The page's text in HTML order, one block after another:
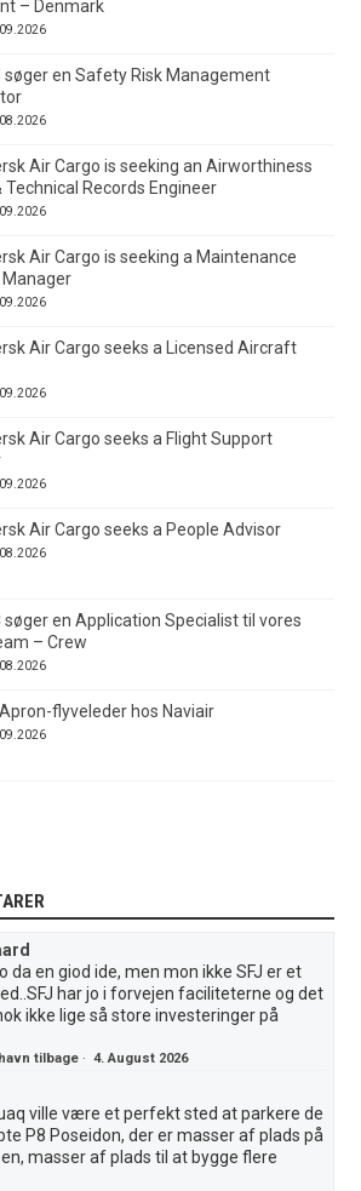
– Denmark
søger en Safety Risk Management
Air Cargo is seeking an Airworthiness
Technical Records Engineer
Air Cargo is seeking a Maintenance
Manager
Air Cargo seeks a Licensed Aircraft
Air Cargo seeks a Flight Support
Air Cargo seeks a People Advisor
søger en Application Specialist til vores
– Crew
flyveleder hos Naviair
da en giod ide, men mon ikke SFJ er et
har jo i forvejen faciliteterne og det
ikke lige så store investeringer på
tilbage ·4. August 2026
ville være et perfekt sted at parkere de
P8 Poseidon, der er masser af plads på
masser af plads til at bygge flere